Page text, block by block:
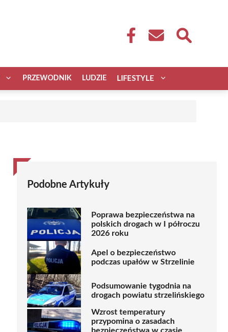
PRZEWODNIK LUDZIE LIFESTYLE
Podobne Artykuły
Poprawa bezpieczeństwa na
polskich drogach w I półroczu
2026 roku
Apel o bezpieczeństwo
podczas upałów w Strzelinie
Podsumowanie tygodnia na
drogach powiatu strzelińskiego
Wzrost temperatury
przypomina o zasadach
bezpieczeństwa w czasie